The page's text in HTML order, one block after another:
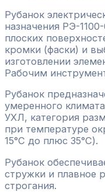
Рубанок
назначения РЭ-
плоских
кромки (фаски) и
изготовлении
Рабочим
Рубанок
умеренного
УХЛ, категория
при температуре
15°С до плюс 35°С).
Рубанок
стружки и плавное
строгания.